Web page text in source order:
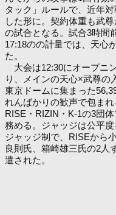
タック」ルールで、近年
した形に。契約体重も武
の試合となる。試合3時間
17:18のの計量では、天心
た。
大会は12:30にオープニ
り、メインの天心×武尊の
東京ドームに集まった
れんばかりの歓声で包ま
RISE・RIZIN・K-1の3団
務める。ジャッジは公平
ジャッジ制で、RISEから
良則氏、箱崎雄三氏の2人
遣された。